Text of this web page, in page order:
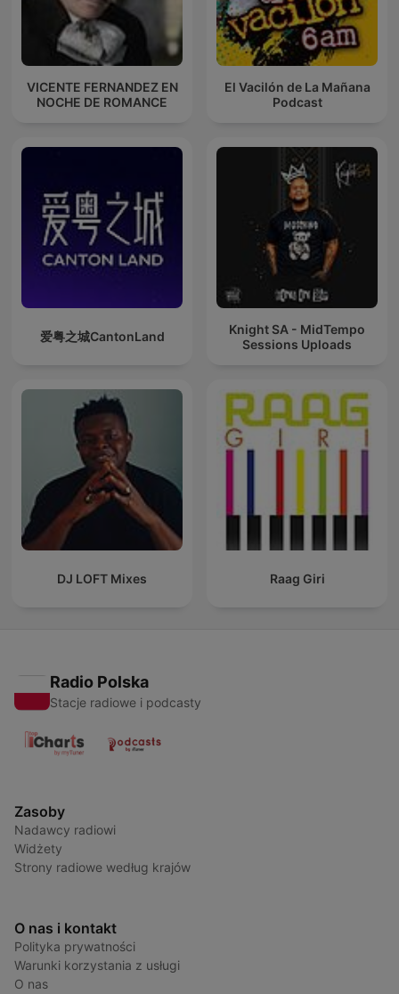
VICENTE FERNANDEZ EN
NOCHE DE ROMANCE
El Vacilón de La Mañana
Podcast
爱粤之城CantonLand
Knight SA - MidTempo
Sessions Uploads
DJ LOFT Mixes Raag Giri
Radio Polska
Stacje radiowe i podcasty
Zasoby
Nadawcy radiowi
Widżety
Strony radiowe według krajów
O nas i kontakt
Polityka prywatności
Warunki korzystania z usługi
O nas